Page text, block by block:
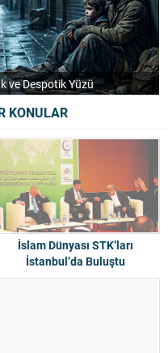
ve Despotik Yüzü
KONULAR
İslam Dünyası STK’ları
İstanbul’da Buluştu